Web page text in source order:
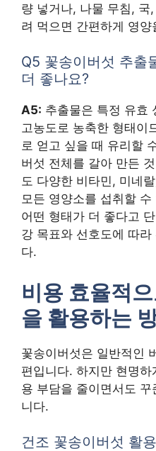
량 넣거나, 나물 무침, 국
려 먹으면 간편하게 영
Q5 꽃송이버섯 추출
더 좋나요?
A5: 추출물은 특정 유효
고농도로 농축한 형태이
로 얻고 싶을 때 유리할
버섯 전체를 갈아 만든
도 다양한 비타민, 미네
모든 영양소를 섭취할
어떤 형태가 더 좋다고
강 목표와 선호도에 따
다.
비용 효율적
을 활용하는
꽃송이버섯은 일반적인
편입니다. 하지만 현명
용 부담을 줄이면서도
니다.
건조 꽃송이버섯 활